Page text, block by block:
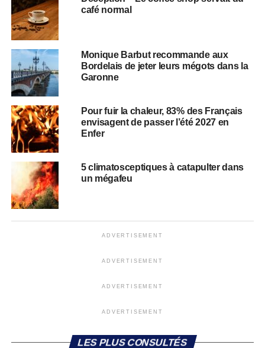
café normal
Monique Barbut recommande aux
Bordelais de jeter leurs mégots dans la
Garonne
Pour fuir la chaleur, 83% des Français
envisagent de passer l’été 2027 en
Enfer
5 climatosceptiques à catapulter dans
un mégafeu
ADVERTISEMENT
ADVERTISEMENT
ADVERTISEMENT
ADVERTISEMENT
LES PLUS CONSULTÉS